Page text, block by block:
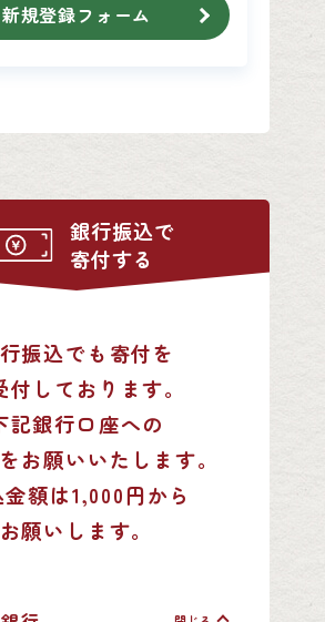
新規登録フォーム
銀行振込で
寄付する
振込でも寄付を
付しております。
記銀行口座への
お願いいたします。
額は1,000円から
お願いします。